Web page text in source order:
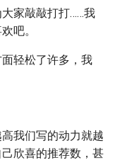
家敲敲打打……我
吧。
轻松了许多，我
我们写的动力就越
欣喜的推荐数，甚